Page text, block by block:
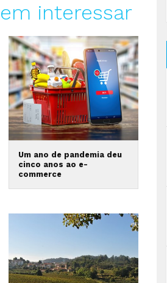
interessar
Um ano de pandemia deu
cinco anos ao e-
commerce